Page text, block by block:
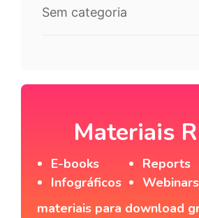
Sem categoria
Materiais
E-books
Infográficos
Reports
Webinars
materiais para download